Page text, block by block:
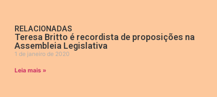
RELACIONADAS
Teresa Britto é recordista de proposições na
Assembleia Legislativa
1 de janeiro de 2020
Leia mais »